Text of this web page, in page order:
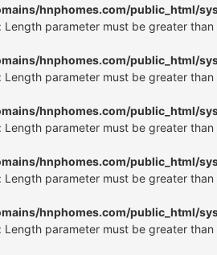
hnphomes.com/public_html/
Length parameter must be greater than
hnphomes.com/public_html/
Length parameter must be greater than
hnphomes.com/public_html/
Length parameter must be greater than
hnphomes.com/public_html/
Length parameter must be greater than
hnphomes.com/public_html/
Length parameter must be greater than